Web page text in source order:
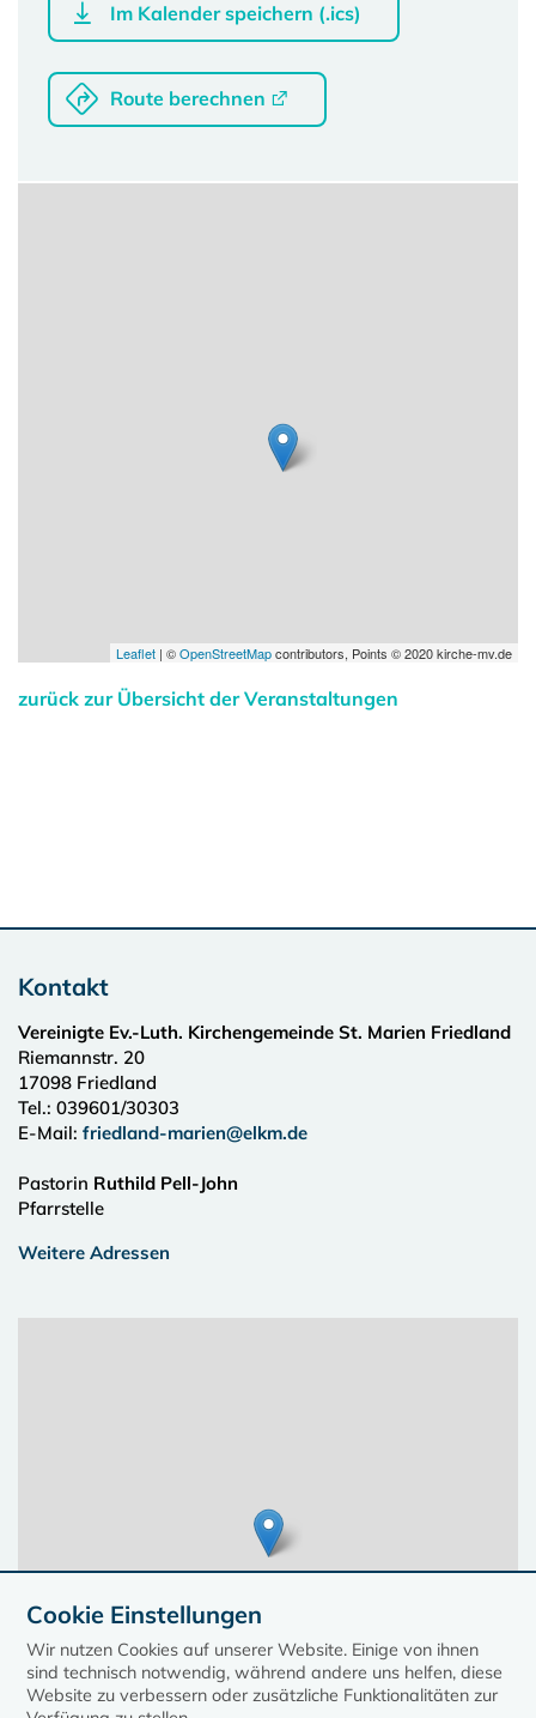
Im Kalender speichern (.ics)
Route berechnen
Leaflet | ©OpenStreetMapcontributors, Points © 2020 kirche-mv.de
zurück zur Übersicht der Veranstaltungen
Kontakt
Vereinigte Ev.-Luth. Kirchengemeinde St. Marien Friedland
Riemannstr. 20
17098 Friedland
Tel.: 039601/30303
E-Mail: friedland-marien@elkm.de
Pastorin Ruthild Pell-John
Pfarrstelle
Weitere Adressen
Cookie Einstellungen
Wir nutzen Cookies auf unserer Website. Einige von ihnen
sind technisch notwendig, während andere uns helfen, diese
Website zu verbessern oder zusätzliche Funktionalitäten zur